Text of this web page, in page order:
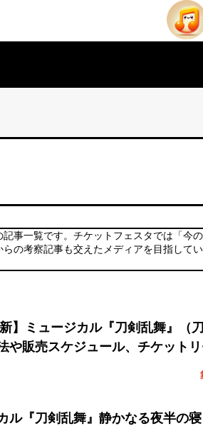
事一覧です。チケットフェスタでは「今
の考察記事も交えたメディアを目指して
新】ミュージカル『刀剣乱舞』（
や販売スケジュール、チケット
ル『刀剣乱舞』静かなる夜半の